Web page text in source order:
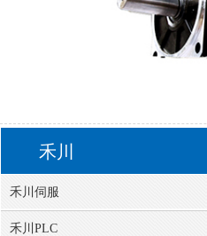
禾川伺服
禾川PLC
禾川